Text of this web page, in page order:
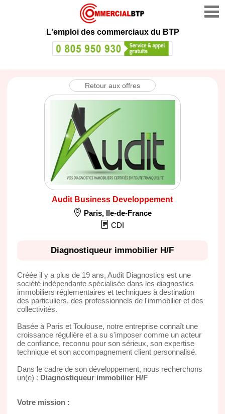
L'emploi des commerciaux du BTP
Retour aux offres
Audit Business Developpement
Paris, Ile-de-France
CDI
Diagnostiqueur immobilier H/F
Créée il y a plus de 19 ans, Audit Diagnostics est une
société indépendante spécialisée dans les diagnostics
immobiliers réglementaires et techniques à destination
des particuliers, des professionnels de l'immobilier et des
collectivités.
Basée à Paris et Toulouse, notre entreprise connaît une
croissance régulière et a su s'imposer comme un acteur
de confiance, reconnu pour son sérieux, son expertise
technique et son accompagnement client personnalisé.
Dans le cadre de son développement, nous recherchons
un(e) : Diagnostiqueur immobilier H/F
Votre mission :